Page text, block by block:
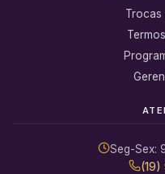
Trocas
Seg-Sex: